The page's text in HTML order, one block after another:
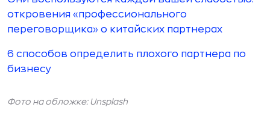
откровения «профессионального
переговорщика» о китайских партнерах
6 способов определить плохого партнера по
бизнесу
Фото на обложке: Unsplash